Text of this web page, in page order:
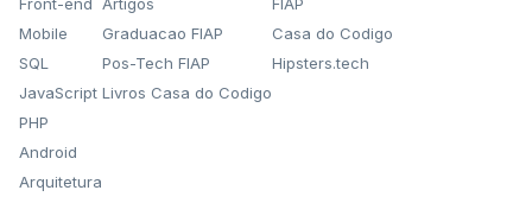
Mobile
SQL
JavaScript
PHP
Android
Arquitetura
Graduacao FIAP
Pos-Tech FIAP
Livros Casa do Codigo
Casa do Codigo
Hipsters.tech